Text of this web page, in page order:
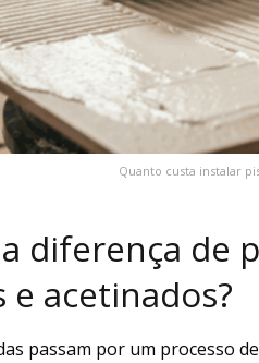
Quanto custa instalar
diferença de
e acetinados?
passam por um processo